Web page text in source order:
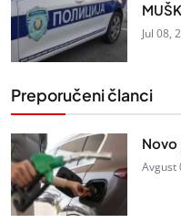
Jul 08,
Preporučeni članci
Avgust